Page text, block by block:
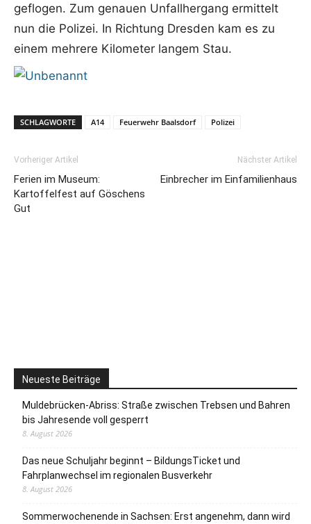
geflogen. Zum genauen Unfallhergang ermittelt
nun die Polizei. In Richtung Dresden kam es zu
einem mehrere Kilometer langem Stau.
SCHLAGWORTE A14 Feuerwehr Baalsdorf Polizei
Vorheriger Artikel
Ferien im Museum:
Kartoffelfest auf Göschens
Gut
Nächster Artikel
Einbrecher im Einfamilienhaus
Neueste Beiträge
Muldebrücken-Abriss: Straße zwischen Trebsen und Bahren
bis Jahresende voll gesperrt
8. August 2026
Das neue Schuljahr beginnt – BildungsTicket und
Fahrplanwechsel im regionalen Busverkehr
8. August 2026
Sommerwochenende in Sachsen: Erst angenehm, dann wird